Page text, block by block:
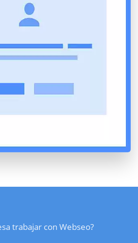
trabajar con Webseo?